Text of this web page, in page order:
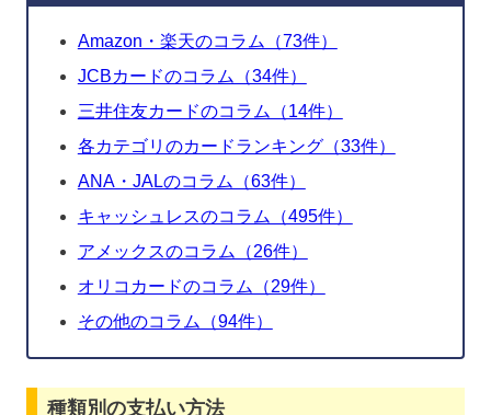
Amazon・楽天のコラム（73件）
JCBカードのコラム（34件）
三井住友カードのコラム（14件）
各カテゴリのカードランキング（33件）
ANA・JALのコラム（63件）
キャッシュレスのコラム（495件）
アメックスのコラム（26件）
オリコカードのコラム（29件）
その他のコラム（94件）
種類別の支払い方法